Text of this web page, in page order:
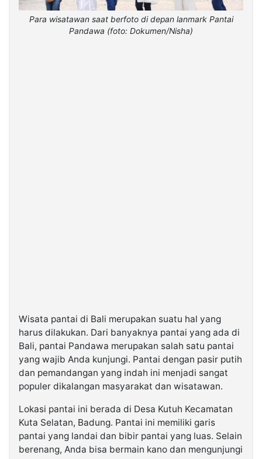
Para wisatawan saat berfoto di depan lanmark Pantai
Pandawa (foto: Dokumen/Nisha)
Wisata pantai di Bali merupakan suatu hal yang
harus dilakukan. Dari banyaknya pantai yang ada di
Bali, pantai Pandawa merupakan salah satu pantai
yang wajib Anda kunjungi. Pantai dengan pasir putih
dan pemandangan yang indah ini menjadi sangat
populer dikalangan masyarakat dan wisatawan.
Lokasi pantai ini berada di Desa Kutuh Kecamatan
Kuta Selatan, Badung. Pantai ini memiliki garis
pantai yang landai dan bibir pantai yang luas. Selain
berenang, Anda bisa bermain kano dan mengunjungi